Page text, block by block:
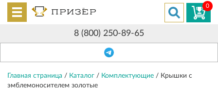
8 (800) 250-89-65
0
Главная страница / Каталог / Комплектующие / Крышки с
эмблемоносителем золотые